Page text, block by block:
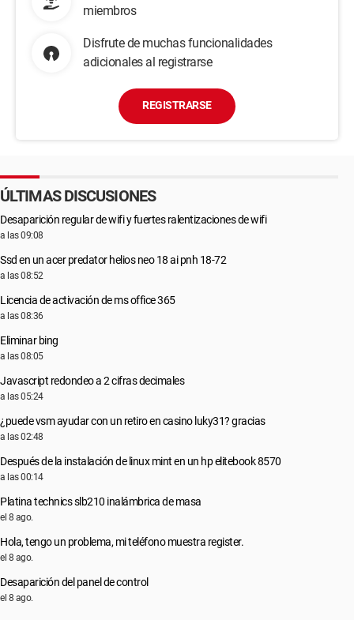
miembros
Disfrute de muchas funcionalidades
adicionales al registrarse
REGISTRARSE
ÚLTIMAS DISCUSIONES
Desaparición regular de wifi y fuertes ralentizaciones de wifi
a las 09:08
Ssd en un acer predator helios neo 18 ai pnh 18-72
a las 08:52
Licencia de activación de ms office 365
a las 08:36
Eliminar bing
a las 08:05
Javascript redondeo a 2 cifras decimales
a las 05:24
¿puede vsm ayudar con un retiro en casino luky31? gracias
a las 02:48
Después de la instalación de linux mint en un hp elitebook 8570
a las 00:14
Platina technics slb210 inalámbrica de masa
el 8 ago.
Hola, tengo un problema, mi teléfono muestra register.
el 8 ago.
Desaparición del panel de control
el 8 ago.